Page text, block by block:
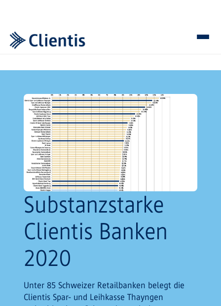
Substanzstarke
Clientis Banken
2020
Unter 85 Schweizer Retailbanken belegt die
Clientis Spar- und Leihkasse Thayngen